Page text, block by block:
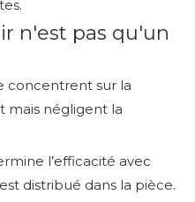
n'est pas qu'un
concentrent sur la
mais négligent la
l’efficacité avec
distribué dans la pièce.